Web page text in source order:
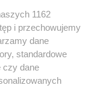
1162
i przechowujemy
dane
standardowe
czy dane